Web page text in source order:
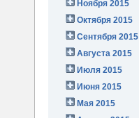
Ноября 2015
Октября 2015
Сентября 2015
Августа 2015
Июля 2015
Июня 2015
Мая 2015